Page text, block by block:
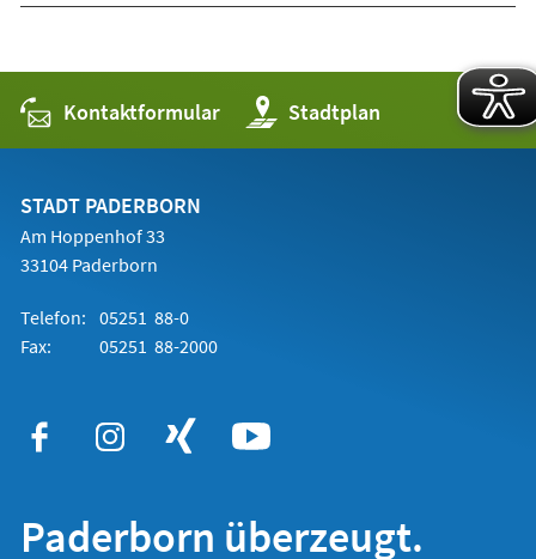
Kontaktformular Stadtplan
(Öffnet
in
einem
STADT PADERBORN
Am Hoppenhof 33
33104 Paderborn
Telefon: 05251 88-0
Fax:
05251 88-2000
Paderborn überzeugt.